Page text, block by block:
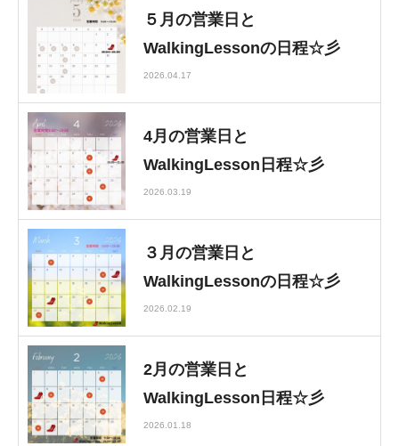
５月の営業日と
WalkingLessonの日程☆彡
2026.04.17
4月の営業日と
WalkingLesson日程☆彡
2026.03.19
３月の営業日と
WalkingLessonの日程☆彡
2026.02.19
2月の営業日と
WalkingLesson日程☆彡
2026.01.18